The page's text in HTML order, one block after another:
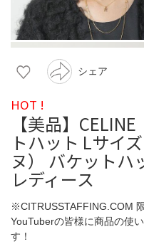
シェア
HOT !
【美品】
トハット Lサイ
ヌ） バケットハ
レディース
※CITRUSSTAFFING.COM
YouTuberの皆様に商品の使
す！